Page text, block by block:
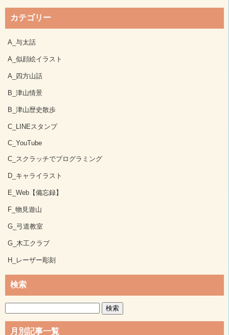
カテゴリー
A_与太話
A_似顔絵イラスト
A_四方山話
B_津山情景
B_津山歴史散歩
C_LINEスタンプ
C_YouTube
C_スクラッチでプログラミング
D_キャライラスト
E_Web【備忘録】
F_物見遊山
G_弓道教室
G_木工クラブ
H_レーザー彫刻
検索
月別記事一覧